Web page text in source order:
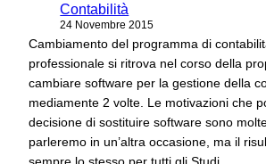
Contabilità
24 Novembre 2015
Cambiamento del programma di
professionale si ritrova nel corso della
cambiare software per la gestione della
mediamente 2 volte. Le motivazioni che
decisione di sostituire software sono
parleremo in un’altra occasione, ma il
sempre lo stesso per tutti gli Studi…